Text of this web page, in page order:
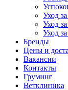
Уход
Уход
Уход
Бренды
Цены и
Вакансии
Контакты
Груминг
Ветклиника